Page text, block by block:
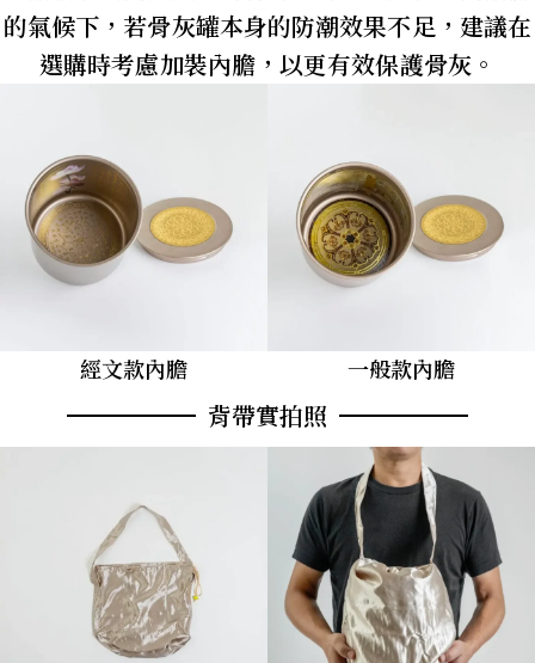
的氣候下，若骨灰罐本身的防潮效果不足，建議在
選購時考慮加裝內膽，以更有效保護骨灰。
經文款內膽 一般款內膽
背帶實拍照